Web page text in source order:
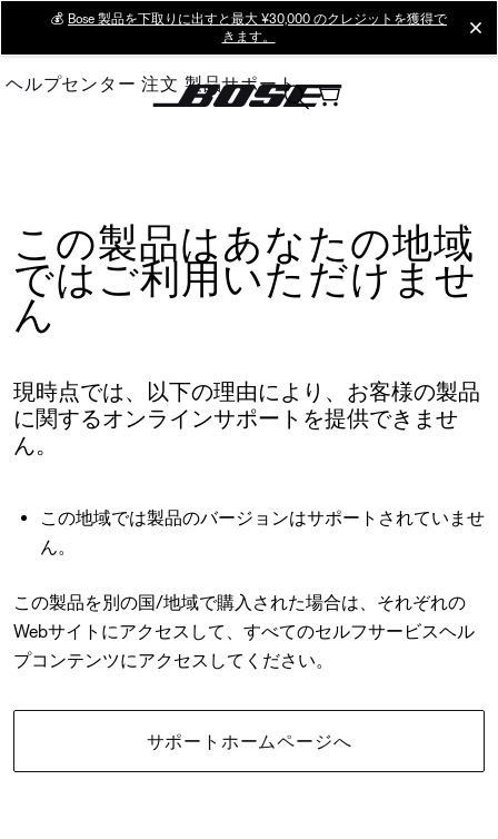
Main
💰 Bose 製品を下取りに出すと最大 ¥30,000 のクレジットを獲得で
きます。
ヘルプセンター 注文 製品サポート
この製品はあなたの地域
ではご利用いただけませ
ん
現時点では、以下の理由により、お客様の製品
に関するオンラインサポートを提供できませ
ん。
この地域では製品のバージョンはサポートされていませ
ん。
この製品を別の国/地域で購入された場合は、それぞれの
Webサイトにアクセスして、すべてのセルフサービスヘル
プコンテンツにアクセスしてください。
サポートホームページへ